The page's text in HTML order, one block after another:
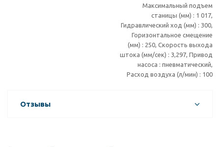
Максимальный подъем
станицы (мм) : 1 017,
Гидравлический ход (мм) : 300,
Горизонтальное смещение
(мм) : 250, Скорость выхода
штока (мм/сек) : 3,297, Привод
насоса : пневматический,
Расход воздуха (л/мин) : 100
Отзывы